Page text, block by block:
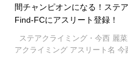
間チャンピオンになる！ステ
Find-FCにアスリート登録！
ステアクライミング・今西 麗
アクライミング アスリート名